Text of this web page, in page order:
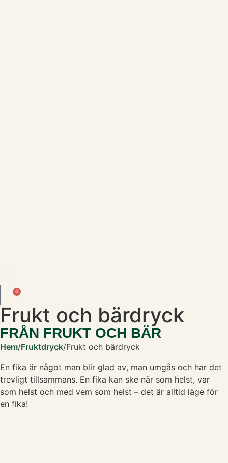
0
Frukt och bärdryck
FRÅN FRUKT OCH BÄR
Hem/Fruktdryck/Frukt och bärdryck
En fika är något man blir glad av, man umgås och har det
trevligt tillsammans. En fika kan ske när som helst, var
som helst och med vem som helst – det är alltid läge för
en fika!